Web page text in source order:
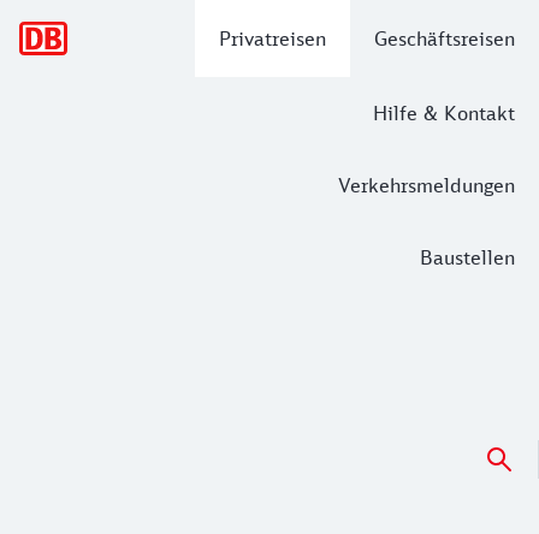
Privatreisen Geschäftsreisen
Hilfe & Kontakt
Verkehrsmeldungen
Baustellen